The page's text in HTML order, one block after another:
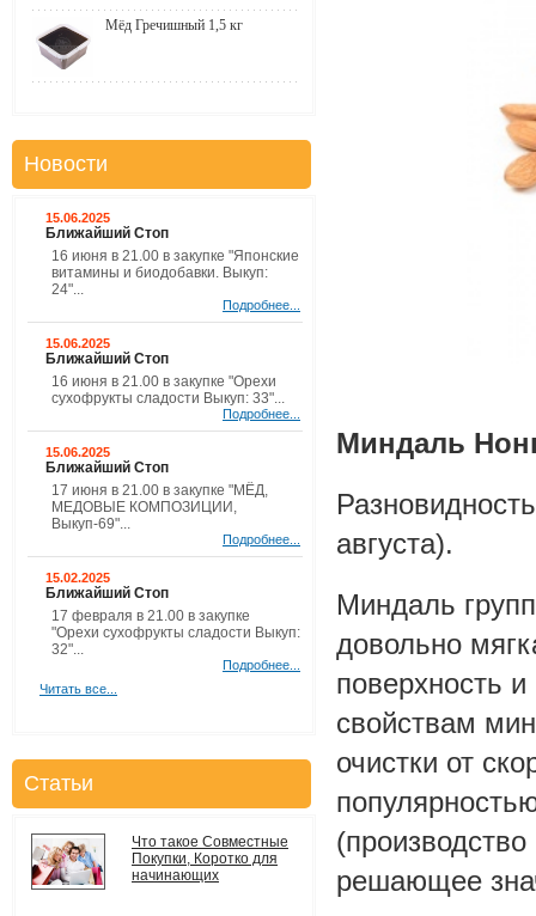
Миндаль
августа).
Миндаль
довольно
поверхность
свойствам
очистки от
решающее
Мёд Гречишный 1,5 кг
Новости
15.06.2025
Ближайший Стоп
16 июня в 21.00 в закупке "Японские
витамины и биодобавки. Выкуп:
24"...
Подробнее...
15.06.2025
Ближайший Стоп
16 июня в 21.00 в закупке "Орехи
сухофрукты сладости Выкуп: 33"...
Подробнее...
15.06.2025
Ближайший Стоп
17 июня в 21.00 в закупке "МЁД,
МЕДОВЫЕ КОМПОЗИЦИИ,
Выкуп-69"...
Подробнее...
15.02.2025
Ближайший Стоп
17 февраля в 21.00 в закупке
"Орехи сухофрукты сладости Выкуп:
32"...
Подробнее...
Читать все...
Статьи
Что такое Совместные
Покупки, Коротко для
начинающих